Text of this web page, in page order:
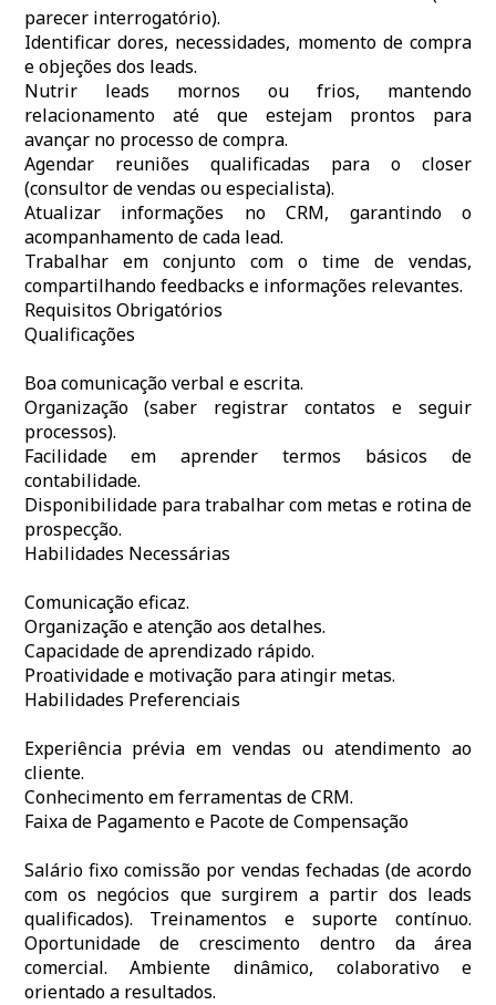
parecer interrogatório).
Identificar dores, necessidades, momento de compra
e objeções dos leads.
Nutrir leads mornos ou frios, mantendo
relacionamento até que estejam prontos para
avançar no processo de compra.
Agendar reuniões qualificadas para o closer
(consultor de vendas ou especialista).
Atualizar informações no CRM, garantindo o
acompanhamento de cada lead.
Trabalhar em conjunto com o time de vendas,
compartilhando feedbacks e informações relevantes.
Requisitos Obrigatórios
Qualificações
Boa comunicação verbal e escrita.
Organização (saber registrar contatos e seguir
processos).
Facilidade em aprender termos básicos de
contabilidade.
Disponibilidade para trabalhar com metas e rotina de
prospecção.
Habilidades Necessárias
Comunicação eficaz.
Organização e atenção aos detalhes.
Capacidade de aprendizado rápido.
Proatividade e motivação para atingir metas.
Habilidades Preferenciais
Experiência prévia em vendas ou atendimento ao
cliente.
Conhecimento em ferramentas de CRM.
Faixa de Pagamento e Pacote de Compensação
Salário fixo comissão por vendas fechadas (de acordo
com os negócios que surgirem a partir dos leads
qualificados). Treinamentos e suporte contínuo.
Oportunidade de crescimento dentro da área
comercial. Ambiente dinâmico, colaborativo e
orientado a resultados.